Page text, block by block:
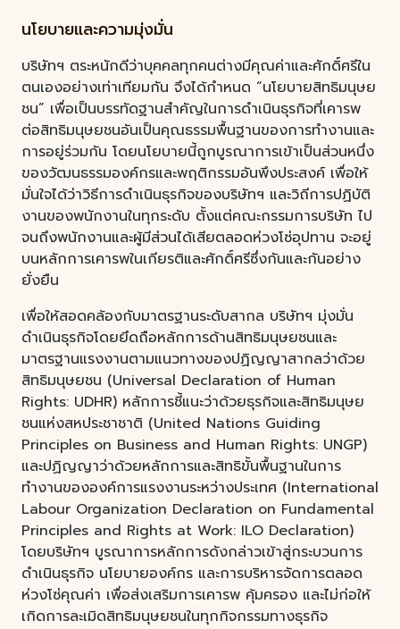
นโยบายและความมุ่งมั่น
บริษัทฯ ตระหนักดีว่าบุคคลทุกคนต่างมีคุณค่าและศักดิ์ศรีใน
ตนเองอย่างเท่าเทียมกัน จึงได้กำหนด “นโยบายสิทธิมนุษย
ชน” เพื่อเป็นบรรทัดฐานสำคัญในการดำเนินธุรกิจที่เคารพ
ต่อสิทธิมนุษยชนอันเป็นคุณธรรมพื้นฐานของการทำงานและ
การอยู่ร่วมกัน โดยนโยบายนี้ถูกบูรณาการเข้าเป็นส่วนหนึ่ง
ของวัฒนธรรมองค์กรและพฤติกรรมอันพึงประสงค์ เพื่อให้
มั่นใจได้ว่าวิธีการดำเนินธุรกิจของบริษัทฯ และวิถีการปฏิบัติ
งานของพนักงานในทุกระดับ ตั้งแต่คณะกรรมการบริษัท ไป
จนถึงพนักงานและผู้มีส่วนได้เสียตลอดห่วงโซ่อุปทาน จะอยู่
บนหลักการเคารพในเกียรติและศักดิ์ศรีซึ่งกันและกันอย่าง
ยั่งยืน
เพื่อให้สอดคล้องกับมาตรฐานระดับสากล บริษัทฯ มุ่งมั่น
ดำเนินธุรกิจโดยยึดถือหลักการด้านสิทธิมนุษยชนและ
มาตรฐานแรงงานตามแนวทางของปฏิญญาสากลว่าด้วย
สิทธิมนุษยชน (Universal Declaration of Human
Rights: UDHR) หลักการชี้แนะว่าด้วยธุรกิจและสิทธิมนุษย
ชนแห่งสหประชาชาติ (United Nations Guiding
Principles on Business and Human Rights: UNGP)
และปฏิญญาว่าด้วยหลักการและสิทธิขั้นพื้นฐานในการ
ทำงานขององค์การแรงงานระหว่างประเทศ (International
Labour Organization Declaration on Fundamental
Principles and Rights at Work: ILO Declaration)
โดยบริษัทฯ บูรณาการหลักการดังกล่าวเข้าสู่กระบวนการ
ดำเนินธุรกิจ นโยบายองค์กร และการบริหารจัดการตลอด
ห่วงโซ่คุณค่า เพื่อส่งเสริมการเคารพ คุ้มครอง และไม่ก่อให้
เกิดการละเมิดสิทธิมนุษยชนในทุกกิจกรรมทางธุรกิจ